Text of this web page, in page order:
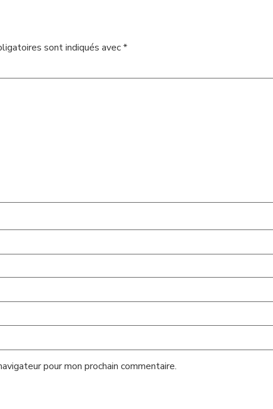
sont indiqués avec*
pour mon prochain commentaire.